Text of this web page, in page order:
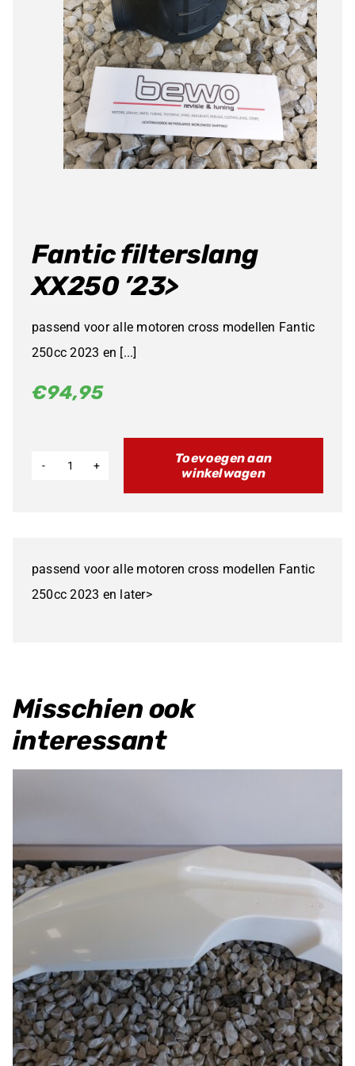
Fantic filterslang
XX250 ’23>
passend voor alle motoren cross modellen Fantic
250cc 2023 en [...]
€94,95
aantal
Toevoegen aan
winkelwagen
passend voor alle motoren cross modellen Fantic
250cc 2023 en later>
Misschien ook
interessant